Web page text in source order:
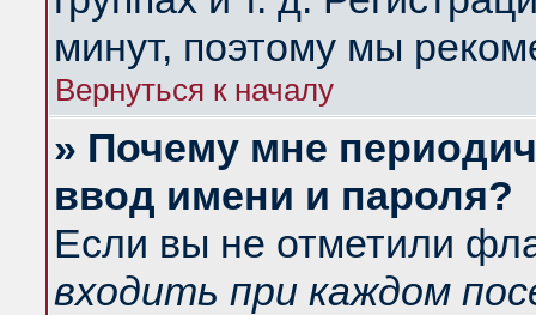
минут, поэтому мы
Вернуться к началу
» Почему мне
ввод имени и пароля?
Если вы не отметили
входить при каждом